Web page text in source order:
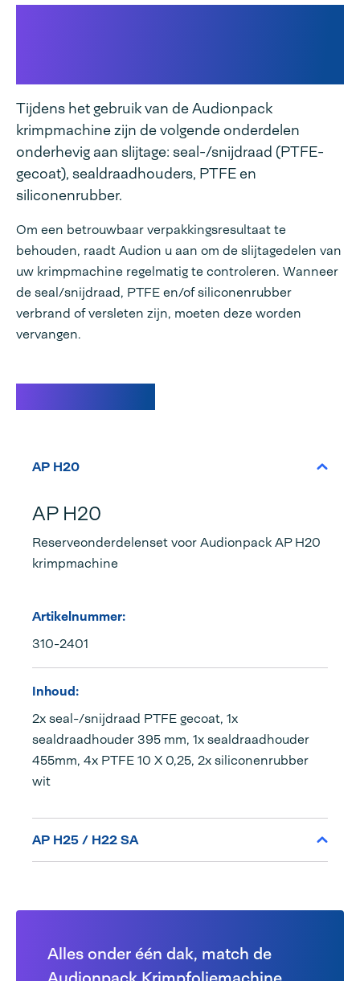
Tijdens het gebruik van de Audionpack
krimpmachine zijn de volgende onderdelen
onderhevig aan slijtage: seal-/snijdraad (PTFE-
gecoat), sealdraadhouders, PTFE en
siliconenrubber.
Om een betrouwbaar verpakkingsresultaat te
behouden, raadt Audion u aan om de slijtagedelen van
uw krimpmachine regelmatig te controleren. Wanneer
de seal/snijdraad, PTFE en/of siliconenrubber
verbrand of versleten zijn, moeten deze worden
vervangen.
AP H20
AP H20
Reserveonderdelenset voor Audionpack AP H20
krimpmachine
Artikelnummer:
310-2401
Inhoud:
2x seal-/snijdraad PTFE gecoat, 1x
sealdraadhouder 395 mm, 1x sealdraadhouder
455mm, 4x PTFE 10 X 0,25, 2x siliconenrubber
wit
AP H25 / H22 SA
Alles onder één dak, match de